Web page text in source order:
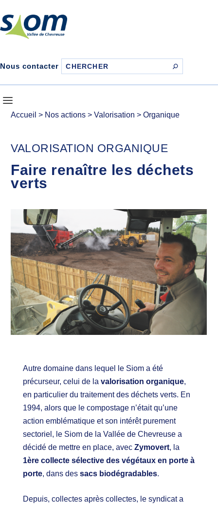
Nous contacter
Accueil > Nos actions >Valorisation >Organique
VALORISATION ORGANIQUE
Faire renaître les déchets
verts
Autre domaine dans lequel le Siom a été
précurseur, celui de lavalorisation organique,
en particulier du traitement des déchets verts. En
1994, alors que le compostage n’était qu’une
action emblématique et son intérêt purement
sectoriel, le Siom de la Vallée de Chevreuse a
décidé de mettre en place, avecZymovert, la
1ère collecte sélective des végétaux en porte à
porte, dans dessacs biodégradables.
Depuis, collectes après collectes, le syndicat a